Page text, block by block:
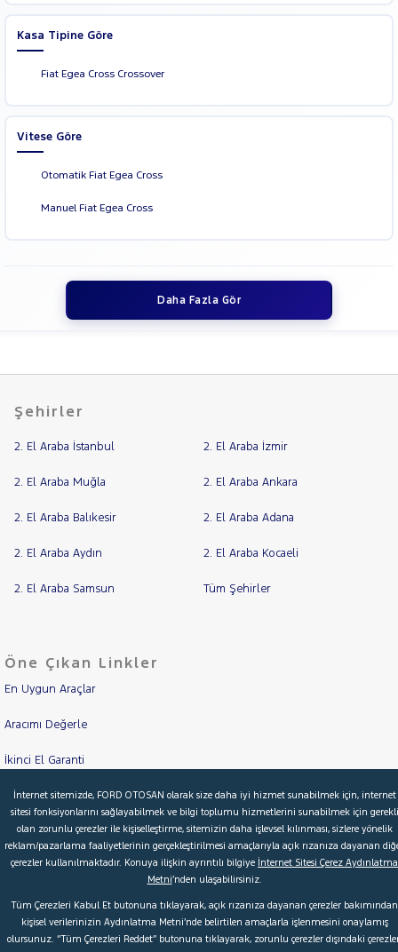
Iveco
Jaecoo
LANCIA
MAN
MOTORSIKLET
SEAT
SKODA
SSANGYONG
TOGG
TOYOTA
VOLVO
Parça
No
Kasa Tipine Göre
Fiat Egea Cross Crossover
Vitese Göre
Otomatik Fiat Egea Cross
Manuel Fiat Egea Cross
Daha Fazla Gör
Şehirler
2. El Araba İstanbul 2. El Araba İzmir
2. El Araba Muğla 2. El Araba Ankara
2. El Araba Balıkesir 2. El Araba Adana
2. El Araba Aydın 2. El Araba Kocaeli
2. El Araba Samsun Tüm Şehirler
Öne Çıkan Linkler
En Uygun Araçlar
Aracımı Değerle
İkinci El Garanti
Kampanyalar
Kredi Hesaplama & Başvuru
Şartlar & Kişisel Verilerin Korunması S.S.S. Faydalı Bağlantılar
İnternet sitemizde, FORD OTOSAN olarak size daha iyi hizmet sunabilmek için, internet
sitesi fonksiyonlarını sağlayabilmek ve bilgi toplumu hizmetlerini sunabilmek için gerekli
olan zorunlu çerezler ile kişiselleştirme, sitemizin daha işlevsel kılınması, sizlere yönelik
reklam/pazarlama faaliyetlerinin gerçekleştirilmesi amaçlarıyla açık rızanıza dayanan
çerezler kullanılmaktadır. Konuya ilişkin ayrıntılı bilgiye İnternet Sitesi Çerez Aydınlatma
Metni’nden ulaşabilirsiniz.
Tüm Çerezleri Kabul Et butonuna tıklayarak, açık rızanıza dayanan çerezler bakımından
kişisel verilerinizin Aydınlatma Metni’nde belirtilen amaçlarla işlenmesini onaylamış
olursunuz. “Tüm Çerezleri Reddet” butonuna tıklayarak, zorunlu çerezler dışındaki